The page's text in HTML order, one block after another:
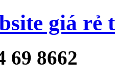
giá rẻ
69 8662